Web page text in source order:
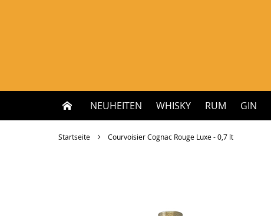
NEUHEITEN WHISKY RUM GIN
Startseite Courvoisier Cognac Rouge Luxe - 0,7 lt